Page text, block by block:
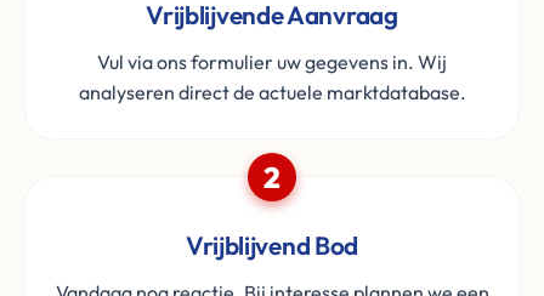
Vrijblijvende Aanvraag
Vul via ons formulier uw gegevens in. Wij
analyseren direct de actuele marktdatabase.
2
Vrijblijvend Bod